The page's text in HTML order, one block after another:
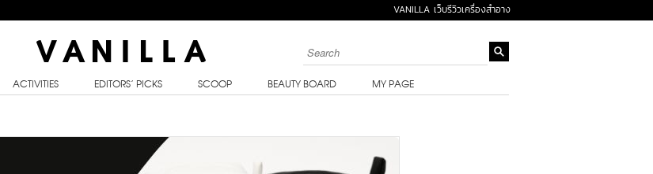
VANILLA เว็บรีวิวเครื่องสำอาง
ACTIVITIES EDITORS’ PICKS SCOOP BEAUTY BOARD MY PAGE